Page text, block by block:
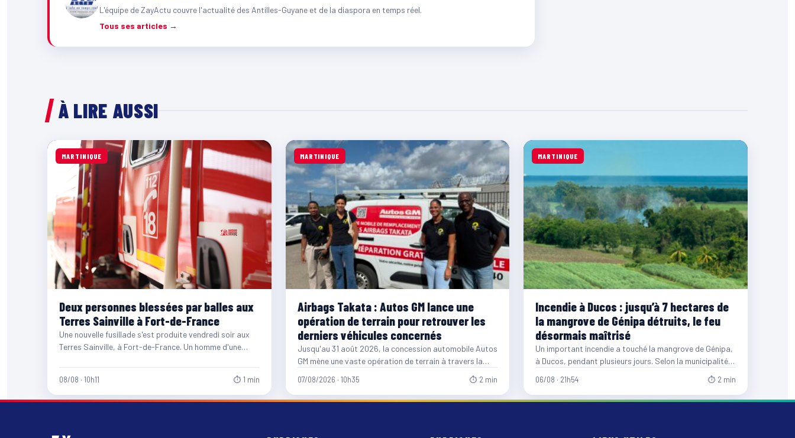
L'équipe de ZayActu couvre l'actualité des Antilles-Guyane et de la diaspora en temps réel.
Tous ses articles →
À LIRE AUSSI
MARTINIQUE
Deux personnes blessées par balles aux
Terres Sainville à Fort-de-France
Une nouvelle fusillade s'est produite vendredi soir aux
Terres Sainville, à Fort-de-France. Un homme d'une
08/08 · 10h11 ⏱ 1 min
MARTINIQUE
Airbags Takata : Autos GM lance une
opération de terrain pour retrouver les
derniers véhicules concernés
Jusqu'au 31 août 2026, la concession automobile Autos
GM mène une vaste opération de terrain à travers la…
07/08/2026 · 10h35 ⏱ 2 min
MARTINIQUE
Incendie à Ducos : jusqu’à 7 hectares de
la mangrove de Génipa détruits, le feu
désormais maîtrisé
Un important incendie a touché la mangrove de Génipa,
à Ducos, pendant plusieurs jours. Selon la municipalité,
06/08 · 21h54 ⏱ 2 min